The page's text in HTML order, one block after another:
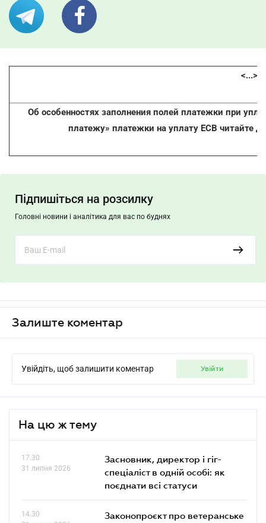
<...>
Об особенностях заполнения полей платежки при
платежу» платежки на уплату ЕСВ читайте
Підпишіться на розсилку
Головні новини і аналітика для вас по буднях
Залиште коментар
Увійдіть, щоб залишити коментар увійти
На цю ж тему
17.30
31 липня 2026
Засновник, директор і гіг-
спеціаліст в одній особі: як
поєднати всі статуси
14.30
Законопроєкт про ветеранське